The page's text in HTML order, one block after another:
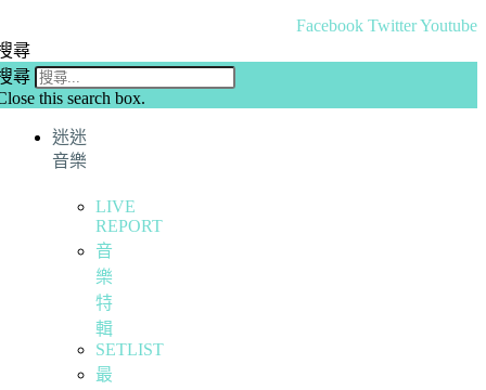
Facebook TwitterYoutube
尋
尋
this search box.
迷迷
音樂
LIVE
REPORT
音
樂
特
輯
SETLIST
最